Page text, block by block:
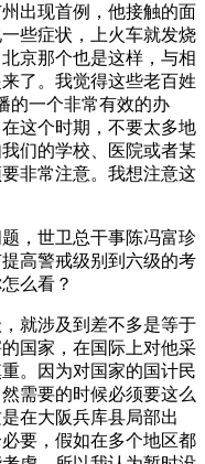
出现首例，他接触的面
些症状，上火车就发烧
京那个也是这样，与相
了。我觉得这些老百姓
的一个非常有效的办
这个时期，不要太多地
们的学校、医院或者某
非常注意。我想注意这
，世卫总干事陈冯富珍
高警戒级别到六级的考
么看？
就涉及到差不多是等于
国家，在国际上对他采
。因为对国家的国计民
需要的时候必须要这么
在大阪兵库县局部出
要，假如在多个地区都